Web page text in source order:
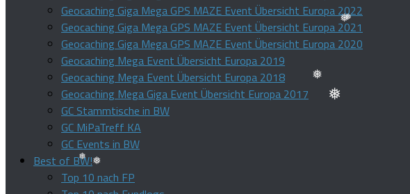
❅
❅
❅
Geocaching Giga Mega GPS MAZE Event Übersicht Europa 2022
Geocaching Giga Mega GPS MAZE Event Übersicht Europa 2021
Geocaching Giga Mega GPS MAZE Event Übersicht Europa 2020
Geocaching Mega Event Übersicht Europa 2019
Geocaching Mega Event Übersicht Europa 2018
Geocaching Mega Giga Event Übersicht Europa 2017
GC Stammtische in BW
GC MiPaTreff KA
GC Events in BW
Best of BW!
Top 10 nach FP